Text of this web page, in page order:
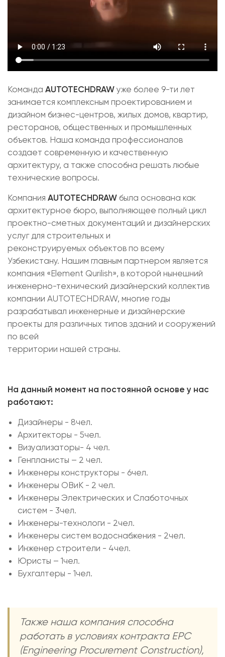
Команда AUTOTECHDRAW уже более 9-ти лет
занимается комплексным проектированием и
дизайном бизнес-центров, жилых домов, квартир,
ресторанов, общественных и промышленных
объектов. Наша команда профессионалов
создает современную и качественную
архитектуру, а также способна решать любые
технические вопросы.
Компания AUTOTECHDRAW была основана как
архитектурное бюро, выполняющее полный цикл
проектно-сметных документаций и дизайнерских
услуг для строительных и
реконструируемых объектов по всему
Узбекистану. Нашим главным партнером является
компания «Element Qurilish», в которой нынешний
инженерно-технический дизайнерский коллектив
компании AUTOTECHDRAW, многие годы
разрабатывал инженерные и дизайнерские
проекты для различных типов зданий и сооружений
по всей
территории нашей страны.
На данный момент на постоянной основе у нас
работают:
Дизайнеры - 8чел.
Архитекторы - 5чел.
Визуализаторы- 4 чел.
Генпланисты – 2 чел.
Инженеры конструкторы - 6чел.
Инженеры ОВиК - 2 чел.
Инженеры Электрических и Слаботочных
систем - 3чел.
Инженеры-технологи - 2чел.
Инженеры систем водоснабжения - 2чел.
Инженер строители - 4чел.
Юристы – 1чел.
Бухгалтеры - 1чел.
Также наша компания способна
работать в условиях контракта EPC
(Engineering Procurement Construction),